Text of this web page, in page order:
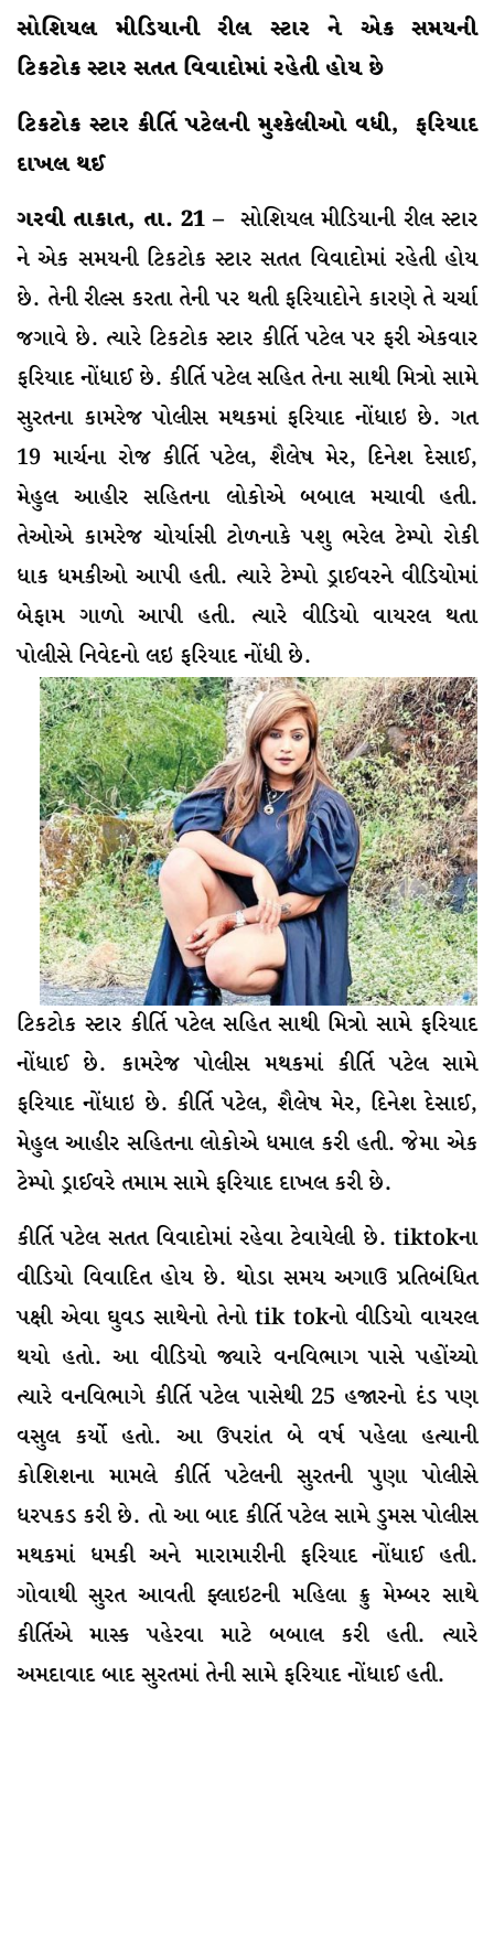
સોશિયલ મીડિયાની રીલ સ્ટાર ને એક સમયની
ટિકટોક સ્ટાર સતત વિવાદોમાં રહેતી હોય છે
ટિકટોક સ્ટાર કીર્તિ પટેલની મુશ્કેલીઓ વધી, ફરિયાદ
દાખલ થઈ
ગરવી તાકાત, તા. 21 – સોશિયલ મીડિયાની રીલ સ્ટાર
ને એક સમયની ટિકટોક સ્ટાર સતત વિવાદોમાં રહેતી હોય
છે. તેની રીલ્સ કરતા તેની પર થતી ફરિયાદોને કારણે તે ચર્ચા
જગાવે છે. ત્યારે ટિકટોક સ્ટાર કીર્તિ પટેલ પર ફરી એકવાર
ફરિયાદ નોંધાઈ છે. કીર્તિ પટેલ સહિત તેના સાથી મિત્રો સામે
સુરતના કામરેજ પોલીસ મથકમાં ફરિયાદ નોંધાઇ છે. ગત
19 માર્ચના રોજ કીર્તિ પટેલ, શૈલેષ મેર, દિનેશ દેસાઈ,
મેહુલ આહીર સહિતના લોકોએ બબાલ મચાવી હતી.
તેઓએ કામરેજ ચોર્યાસી ટોળનાકે પશુ ભરેલ ટેમ્પો રોકી
ધાક ધમકીઓ આપી હતી. ત્યારે ટેમ્પો ડ્રાઈવરને વીડિયોમાં
બેફામ ગાળો આપી હતી. ત્યારે વીડિયો વાયરલ થતા
પોલીસે નિવેદનો લઇ ફરિયાદ નોંધી છે.
ટિકટોક સ્ટાર કીર્તિ પટેલ સહિત સાથી મિત્રો સામે ફરિયાદ
નોંધાઈ છે. કામરેજ પોલીસ મથકમાં કીર્તિ પટેલ સામે
ફરિયાદ નોંધાઇ છે. કીર્તિ પટેલ, શૈલેષ મેર, દિનેશ દેસાઈ,
મેહુલ આહીર સહિતના લોકોએ ધમાલ કરી હતી. જેમા એક
ટેમ્પો ડ્રાઈવરે તમામ સામે ફરિયાદ દાખલ કરી છે.
કીર્તિ પટેલ સતત વિવાદોમાં રહેવા ટેવાયેલી છે. tiktokના
વીડિયો વિવાદિત હોય છે. થોડા સમય અગાઉ પ્રતિબંધિત
પક્ષી એવા ઘુવડ સાથેનો તેનો tik tokનો વીડિયો વાયરલ
થયો હતો. આ વીડિયો જ્યારે વનવિભાગ પાસે પહોંચ્યો
ત્યારે વનવિભાગે કીર્તિ પટેલ પાસેથી 25 હજારનો દંડ પણ
વસુલ કર્યો હતો. આ ઉપરાંત બે વર્ષ પહેલા હત્યાની
કોશિશના મામલે કીર્તિ પટેલની સુરતની પુણા પોલીસે
ધરપકડ કરી છે. તો આ બાદ કીર્તિ પટેલ સામે ડુમસ પોલીસ
મથકમાં ધમકી અને મારામારીની ફરિયાદ નોંધાઈ હતી.
ગોવાથી સુરત આવતી ફ્લાઇટની મહિલા ક્રુ મેમ્બર સાથે
કીર્તિએ માસ્ક પહેરવા માટે બબાલ કરી હતી. ત્યારે
અમદાવાદ બાદ સુરતમાં તેની સામે ફરિયાદ નોંધાઈ હતી.